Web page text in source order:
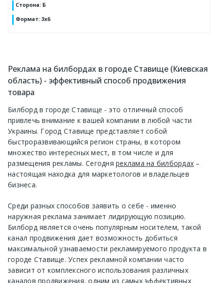
Сторона: Б
Формат: 3х6
Реклама на билбордах в городе Ставище (Киевская
область) - эффективный способ продвижения
товара
Билборд в городе Ставище - это отличный способ
привлечь внимание к вашей компании в любой части
Украины. Город Ставище представляет собой
быстроразвивающийся регион страны, в котором
множество интересных мест, в том числе и для
размещения рекламы. Сегодня реклама на билбордах –
настоящая находка для маркетологов и владельцев
бизнеса.
Среди разных способов заявить о себе - именно
наружная реклама занимает лидирующую позицию.
Билборд является очень популярным носителем, такой
канал продвижения дает возможность добиться
максимальной узнаваемости рекламируемого продукта в
городе Ставище. Успех рекламной компании часто
зависит от комплексного использования различных
каналов продвижения, одним из самых эффективных